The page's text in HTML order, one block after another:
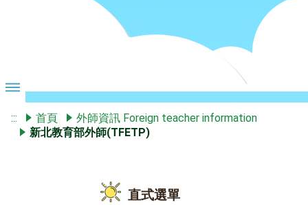
::: 首頁
外師資訊 Foreign teacher information
新北教育部外師(TFETP)
直式選單